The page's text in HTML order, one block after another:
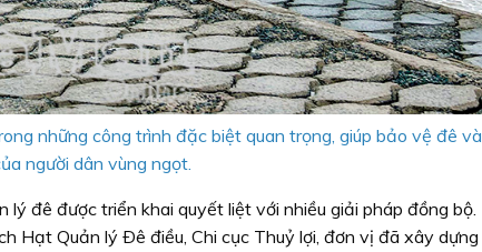
những công trình đặc biệt quan trọng, giúp bảo vệ đê và
người dân vùng ngọt.
lý đê được triển khai quyết liệt với nhiều giải pháp đồng bộ.
Hạt Quản lý Ðê điều, Chi cục Thuỷ lợi, đơn vị đã xây dựng